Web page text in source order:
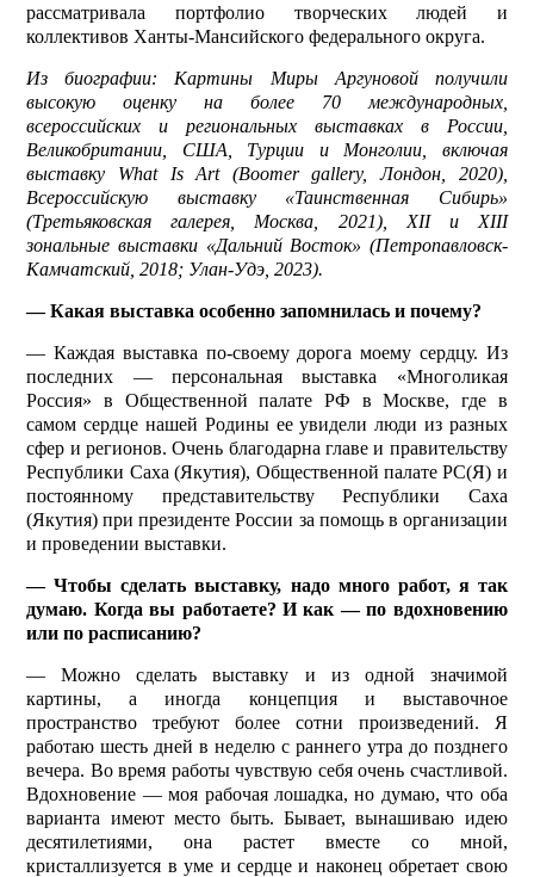
рассматривала портфолио творческих людей и
коллективов Ханты-Мансийского федерального округа.
Из биографии: Картины Миры Аргуновой получили
высокую оценку на более 70 международных,
всероссийских и региональных выставках в России,
Великобритании, США, Турции и Монголии, включая
выставку What Is Art (Boomer gallery, Лондон, 2020),
Всероссийскую выставку «Таинственная Сибирь»
(Третьяковская галерея, Москва, 2021), XII и XIII
зональные выставки «Дальний Восток» (Петропавловск-
Камчатский, 2018; Улан-Удэ, 2023).
— Какая выставка особенно запомнилась и почему?
— Каждая выставка по-своему дорога моему сердцу. Из
последних — персональная выставка «Многоликая
Россия» в Общественной палате РФ в Москве, где в
самом сердце нашей Родины ее увидели люди из разных
сфер и регионов. Очень благодарна главе и правительству
Республики Саха (Якутия), Общественной палате РС(Я) и
постоянному представительству Республики Саха
(Якутия) при президенте России за помощь в организации
и проведении выставки.
— Чтобы сделать выставку, надо много работ, я так
думаю. Когда вы работаете? И как — по вдохновению
или по расписанию?
— Можно сделать выставку и из одной значимой
картины, а иногда концепция и выставочное
пространство требуют более сотни произведений. Я
работаю шесть дней в неделю с раннего утра до позднего
вечера. Во время работы чувствую себя очень счастливой.
Вдохновение — моя рабочая лошадка, но думаю, что оба
варианта имеют место быть. Бывает, вынашиваю идею
десятилетиями, она растет вместе со мной,
кристаллизуется в уме и сердце и наконец обретает свою